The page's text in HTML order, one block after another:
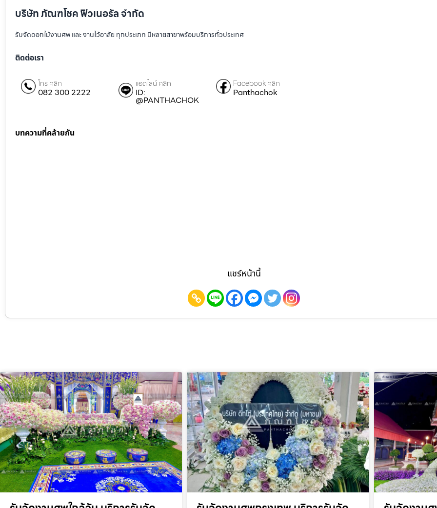
บริษัท ภัณฑโชค ฟิวเนอรัล จำกัด
รับจัดดอกไม้งานศพ และ งานไว้อาลัย ทุกประเภท มีหลายสาขาพร้อมบริการทั่วประเทศ
ติดต่อเรา
โทร คลิก
082 300 2222
แอดไลน์ คลิก
ID:
@PANTHACHOK
Facebook คลิก
Panthachok
บทความที่คล้ายกัน
แชร์หน้านี้